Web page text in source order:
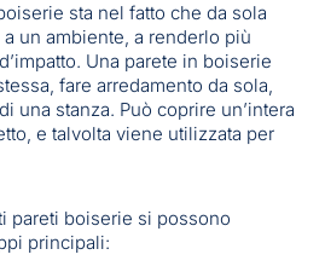
sta nel fatto che da sola
un ambiente, a renderlo più
Una parete in boiserie
fare arredamento da sola,
una stanza. Può coprire un’intera
e talvolta viene utilizzata per
pareti boiserie si possono
principali: